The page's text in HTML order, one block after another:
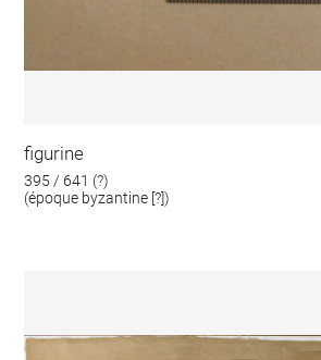
figurine
395 / 641 (?)
(époque byzantine [?])